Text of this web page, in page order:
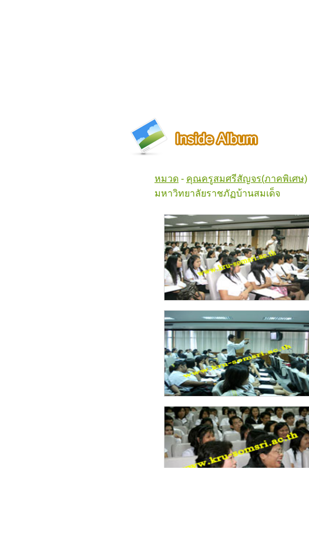
หมวด - คุณครูสมศรีสัญจร(ภาคพิเศษ)
มหาวิทยาลัยราชภัฏบ้านสมเด็จ